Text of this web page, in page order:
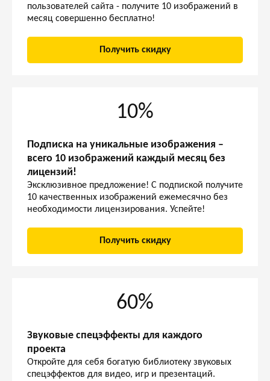
пользователей сайта - получите 10 изображений в
месяц совершенно бесплатно!
Получить скидку
10%
Подписка на уникальные изображения –
всего 10 изображений каждый месяц без
лицензий!
Эксклюзивное предложение! С подпиской получите
10 качественных изображений ежемесячно без
необходимости лицензирования. Успейте!
Получить скидку
60%
Звуковые спецэффекты для каждого
проекта
Откройте для себя богатую библиотеку звуковых
спецэффектов для видео, игр и презентаций.